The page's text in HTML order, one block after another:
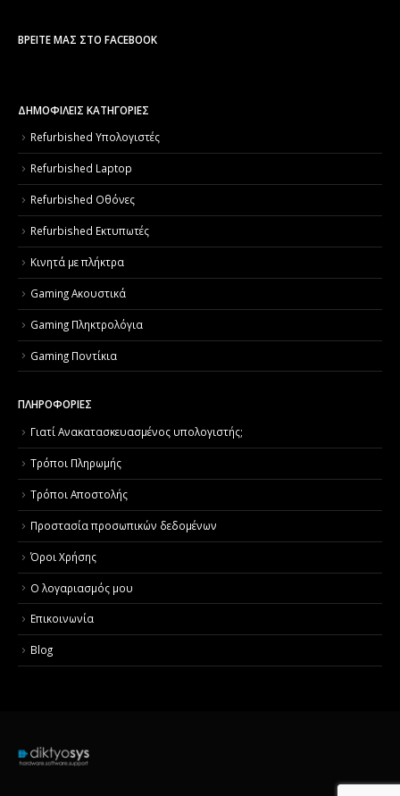
ΒΡΕΊΤΕ ΜΑΣ ΣΤΟ FACEBOOK
ΔΗΜΟΦΙΛΕΙΣ ΚΑΤΗΓΟΡΙΕΣ
Refurbished Υπολογιστές
Refurbished Laptop
Refurbished Οθόνες
Refurbished Εκτυπωτές
Κινητά με πλήκτρα
Gaming Ακουστικά
Gaming Πληκτρολόγια
Gaming Ποντίκια
ΠΛΗΡΟΦΟΡΙΕΣ
Γιατί Aνακατασκευασμένος υπολογιστής;
Τρόποι Πληρωμής
Τρόποι Αποστολής
Προστασία προσωπικών δεδομένων
Όροι Χρήσης
Ο λογαριασμός μου
Επικοινωνία
Blog